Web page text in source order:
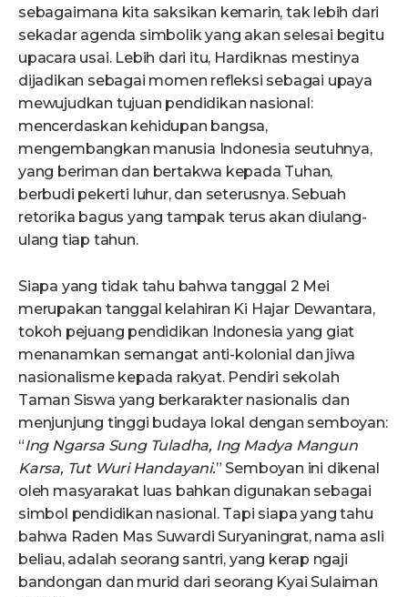
sebagaimana kita saksikan kemarin, tak lebih dari
sekadar agenda simbolik yang akan selesai begitu
upacara usai. Lebih dari itu, Hardiknas mestinya
dijadikan sebagai momen refleksi sebagai upaya
mewujudkan tujuan pendidikan nasional:
mencerdaskan kehidupan bangsa,
mengembangkan manusia Indonesia seutuhnya,
yang beriman dan bertakwa kepada Tuhan,
berbudi pekerti luhur, dan seterusnya. Sebuah
retorika bagus yang tampak terus akan diulang-
ulang tiap tahun.
Siapa yang tidak tahu bahwa tanggal 2 Mei
merupakan tanggal kelahiran Ki Hajar Dewantara,
tokoh pejuang pendidikan Indonesia yang giat
menanamkan semangat anti-kolonial dan jiwa
nasionalisme kepada rakyat. Pendiri sekolah
Taman Siswa yang berkarakter nasionalis dan
menjunjung tinggi budaya lokal dengan semboyan:
“Ing Ngarsa Sung Tuladha, Ing Madya Mangun
Karsa, Tut Wuri Handayani.” Semboyan ini dikenal
oleh masyarakat luas bahkan digunakan sebagai
simbol pendidikan nasional. Tapi siapa yang tahu
bahwa Raden Mas Suwardi Suryaningrat, nama asli
beliau, adalah seorang santri, yang kerap ngaji
bandongan dan murid dari seorang Kyai Sulaiman